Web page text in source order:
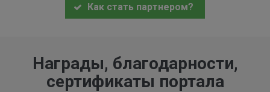
Как стать партнером?
Награды, благодарности,
сертификаты портала